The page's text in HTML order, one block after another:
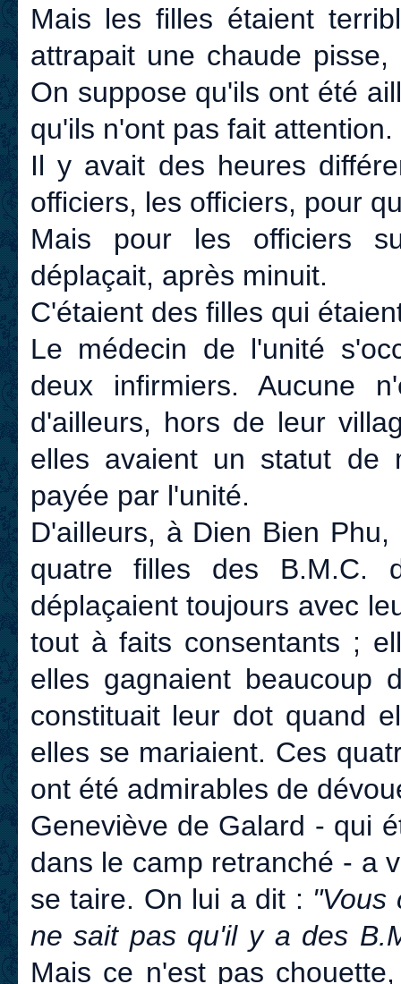
Mais les filles étaient
attrapait une chaude
On suppose qu'ils ont été
qu'ils n'ont pas fait
Il y avait des heures
officiers, les officiers, pour
Mais pour les officiers
déplaçait, après minuit.
C'étaient des filles qui
Le médecin de l'unité
deux infirmiers. Aucune
d'ailleurs, hors de leur
elles avaient un statut de
payée par l'unité.
D'ailleurs, à Dien Bien
quatre filles des B.M.C.
déplaçaient toujours avec
tout à faits consentants ;
elles gagnaient beaucoup
constituait leur dot quand
elles se mariaient. Ces
ont été admirables de
Geneviève de Galard - qui
dans le camp retranché - a
se taire. On lui a dit : "Vous
ne sait pas qu'il y a des
Mais ce n'est pas